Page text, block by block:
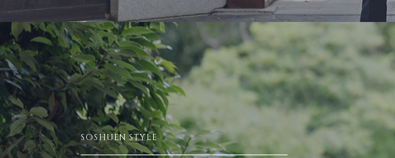
SOSHUEN STYLE